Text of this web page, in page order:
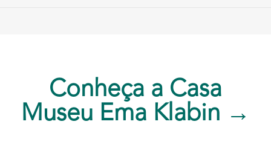
Conheça a Casa
Museu Ema Klabin →